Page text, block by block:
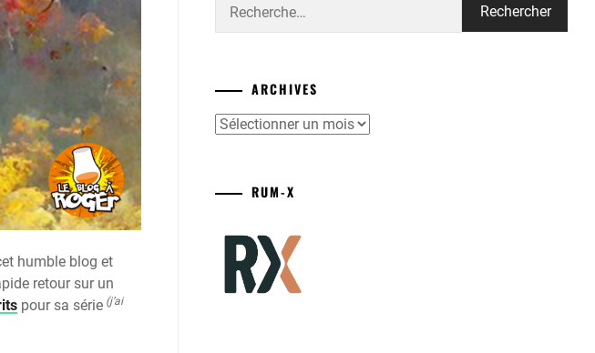
humble blog et
retour sur un
pour sa série (j’ai
ARCHIVES
Archives
RUM-X